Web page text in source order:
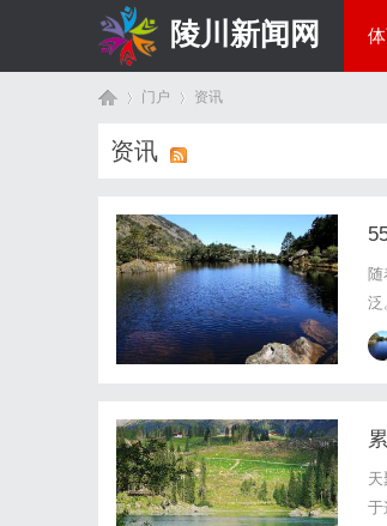
陵川新闻网
门户 资讯
资讯
泛